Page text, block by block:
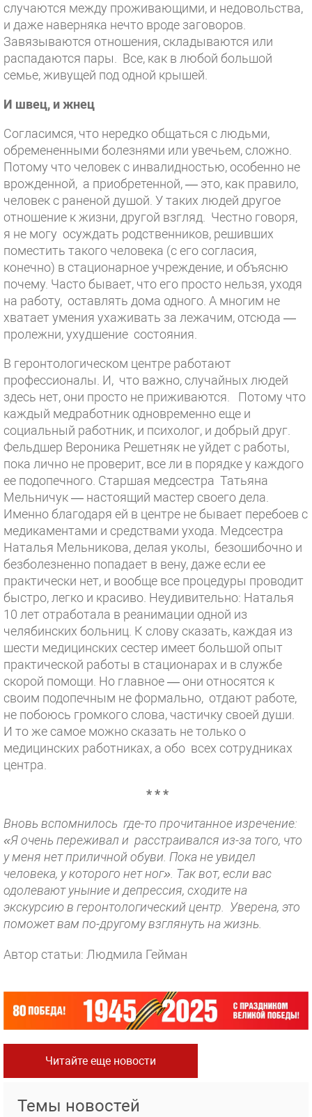
случаются между проживающими, и недовольства,
и даже наверняка нечто вроде заговоров.
Завязываются отношения, складываются или
распадаются пары. Все, как в любой большой
семье, живущей под одной крышей.
И швец, и жнец
Согласимся, что нередко общаться с людьми,
обремененными болезнями или увечьем, сложно.
Потому что человек с инвалидностью, особенно не
врожденной, а приобретенной, — это, как правило,
человек с раненой душой. У таких людей другое
отношение к жизни, другой взгляд. Честно говоря,
я не могу осуждать родственников, решивших
поместить такого человека (с его согласия,
конечно) в стационарное учреждение, и объясню
почему. Часто бывает, что его просто нельзя, уходя
на работу, оставлять дома одного. А многим не
хватает умения ухаживать за лежачим, отсюда —
пролежни, ухудшение состояния.
В геронтологическом центре работают
профессионалы. И, что важно, случайных людей
здесь нет, они просто не приживаются. Потому что
каждый медработник одновременно еще и
социальный работник, и психолог, и добрый друг.
Фельдшер Вероника Решетняк не уйдет с работы,
пока лично не проверит, все ли в порядке у каждого
ее подопечного. Старшая медсестра Татьяна
Мельничук — настоящий мастер своего дела.
Именно благодаря ей в центре не бывает перебоев с
медикаментами и средствами ухода. Медсестра
Наталья Мельникова, делая уколы, безошибочно и
безболезненно попадает в вену, даже если ее
практически нет, и вообще все процедуры проводит
быстро, легко и красиво. Неудивительно: Наталья
10 лет отработала в реанимации одной из
челябинских больниц. К слову сказать, каждая из
шести медицинских сестер имеет большой опыт
практической работы в стационарах и в службе
скорой помощи. Но главное — они относятся к
своим подопечным не формально, отдают работе,
не побоюсь громкого слова, частичку своей души.
И то же самое можно сказать не только о
медицинских работниках, а обо всех сотрудниках
центра.
* * *
Вновь вспомнилось где-то прочитанное изречение:
«Я очень переживал и расстраивался из-за того, что
у меня нет приличной обуви. Пока не увидел
человека, у которого нет ног». Так вот, если вас
одолевают уныние и депрессия, сходите на
экскурсию в геронтологический центр. Уверена, это
поможет вам по-другому взглянуть на жизнь.
Автор статьи: Людмила Гейман
Читайте еще новости
Темы новостей